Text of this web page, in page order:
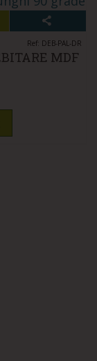
Ref: DEB-PAL-DR
MDF